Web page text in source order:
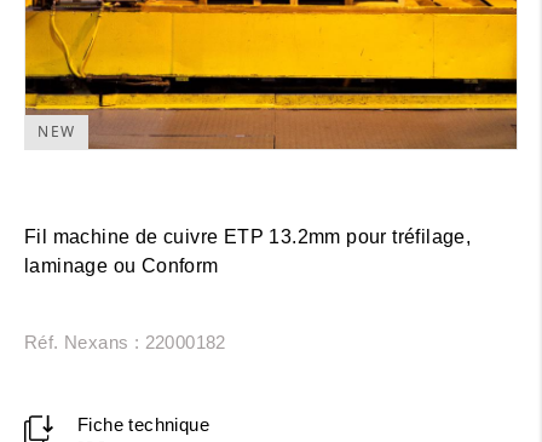
NEW
Fil machine de cuivre ETP 13.2mm pour tréfilage,
laminage ou Conform
Réf. Nexans : 22000182
Fiche technique